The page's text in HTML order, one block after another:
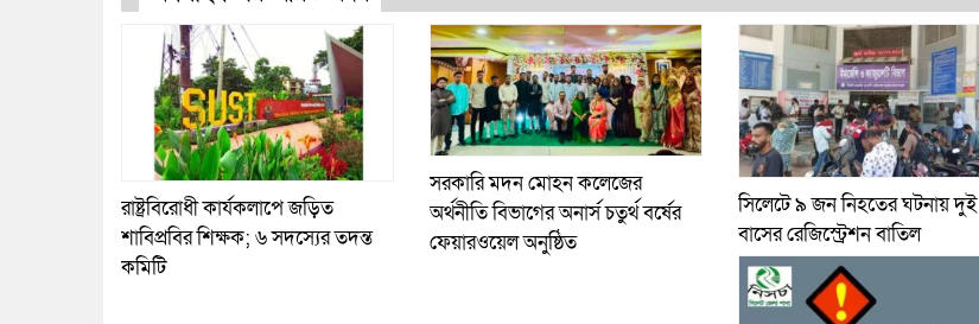
রাষ্ট্রবিরোধী কার্যকলাপে জড়িত
শাবিপ্রবির শিক্ষক; ৬ সদস্যের তদন্ত
কমিটি
সরকারি মদন মোহন কলেজের
অর্থনীতি বিভাগের অনার্স চতুর্থ বর্ষের
ফেয়ারওয়েল অনুষ্ঠিত
সিলেটে ৯ জন নিহতের ঘটনায় দুই
বাসের রেজিস্ট্রেশন বাতিল